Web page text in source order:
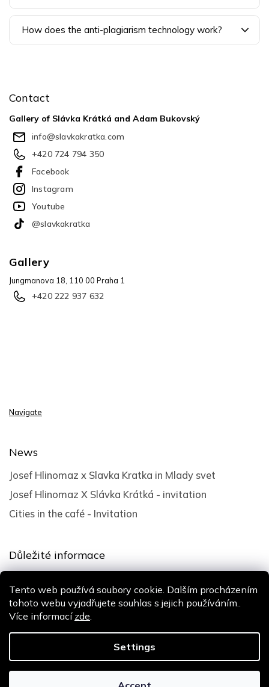
Tento web používá soubory cookie. Dalším procházením
tohoto webu vyjadřujete souhlas s jejich používáním..
Více informací zde.
Settings
How does the anti-plagiarism technology work?
Contact
Gallery of Slávka Krátká and Adam Bukovský
info@slavkakratka.com
+420 724 794 350
Facebook
Instagram
Youtube
@slavkakratka
Gallery
Jungmanova 18, 110 00 Praha 1
+420 222 937 632
Navigate
News
Josef Hlinomaz x Slavka Kratka in Mlady svet
Josef Hlinomaz X Slávka Krátká - invitation
Cities in the café - Invitation
Důležité informace
Privacy policy
Copyright 2026Slávka Krátká. All rights reserved.
Shoptak.cz| Platforma